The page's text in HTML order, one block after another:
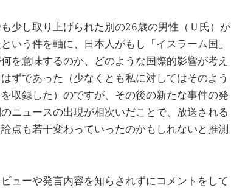
少し取り上げられた別の26歳の男性（Ｕ氏）が
いう件を軸に、日本人がもし「イスラーム国」
を意味するのか、どのような国際的影響が考え
ずであった（少なくとも私に対してはそのよう
収録した）のですが、その後の新たな事件の発
ニュースの出現が相次いだことで、放送される
点も若干変わっていったのかもしれないと推測
ューや発言内容を知らされずにコメントをして